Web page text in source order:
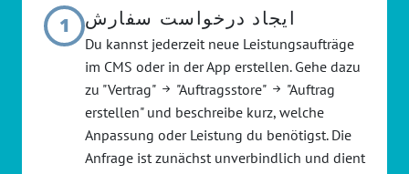
1 ایجاد درخواست سفارش
Du kannst jederzeit neue Leistungsaufträge
im CMS oder in der App erstellen. Gehe dazu
zu "Vertrag"
"Auftragsstore"
"Auftrag
erstellen" und beschreibe kurz, welche
Anpassung oder Leistung du benötigst. Die
Anfrage ist zunächst unverbindlich und dient